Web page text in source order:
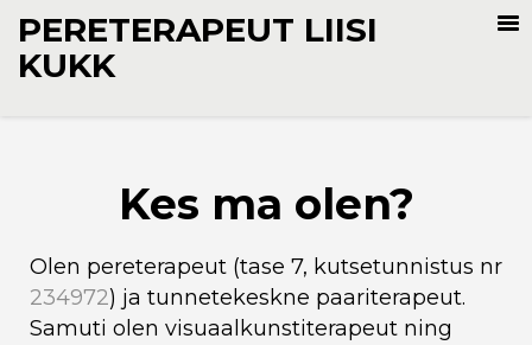
PERETERAPEUT LIISI
KUKK
Kes ma olen?
Olen pereterapeut (tase 7, kutsetunnistus nr
234972) ja tunnetekeskne paariterapeut.
Samuti olen visuaalkunstiterapeut ning